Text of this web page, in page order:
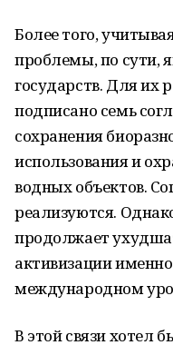
Более того,
проблемы, по сути,
государств. Для их
подписано семь
сохранения
использования и
водных объектов.
реализуются.
продолжает
активизации
международном
В этой связи хотел